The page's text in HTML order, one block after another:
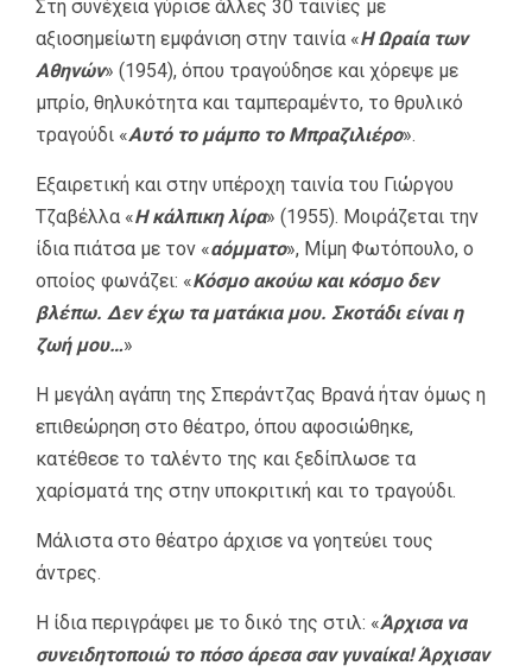
Στη συνέχεια γύρισε άλλες 30 ταινίες με
αξιοσημείωτη εμφάνιση στην ταινία «Η Ωραία των
Αθηνών» (1954), όπου τραγούδησε και χόρεψε με
μπρίο, θηλυκότητα και ταμπεραμέντο, το θρυλικό
τραγούδι «Αυτό το μάμπο το Μπραζιλιέρο».
Εξαιρετική και στην υπέροχη ταινία του Γιώργου
Τζαβέλλα «Η κάλπικη λίρα» (1955). Μοιράζεται την
ίδια πιάτσα με τον «αόμματο», Μίμη Φωτόπουλο, ο
οποίος φωνάζει: «Κόσμο ακούω και κόσμο δεν
βλέπω. Δεν έχω τα ματάκια μου. Σκοτάδι είναι η
ζωή μου…»
Η μεγάλη αγάπη της Σπεράντζας Βρανά ήταν όμως η
επιθεώρηση στο θέατρο, όπου αφοσιώθηκε,
κατέθεσε το ταλέντο της και ξεδίπλωσε τα
χαρίσματά της στην υποκριτική και το τραγούδι.
Μάλιστα στο θέατρο άρχισε να γοητεύει τους
άντρες.
Η ίδια περιγράφει με το δικό της στιλ: «Άρχισα να
συνειδητοποιώ το πόσο άρεσα σαν γυναίκα! Άρχισαν